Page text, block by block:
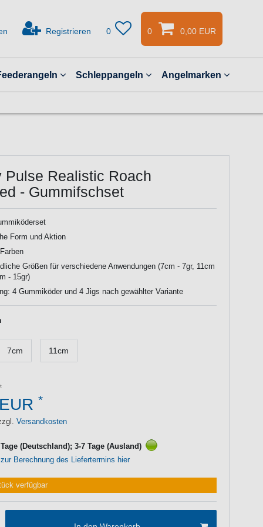
Registrieren 0 0 0,00 EUR
Schleppangeln Angelmarken
Pulse Realistic Roach
- Gummifschset
Form und Aktion
Größen für verschiedene Anwendungen (7cm - 7gr, 11cm
- 15gr)
4 Gummiköder und 4 Jigs nach gewählter Variante
7cm 11cm
*
Versandkosten
(Deutschland); 3-7 Tage (Ausland)
Berechnung des Liefertermins hier
verfügbar